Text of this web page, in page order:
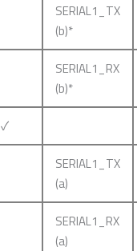
SERIAL1_TX
(b)*
SERIAL1_RX
(b)*
✓
SERIAL1_TX
(a)
SERIAL1_RX
(a)